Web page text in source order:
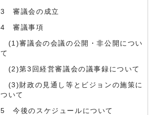
3 審議会の成立
4 審議事項
(1)審議会の会議の公開・非公開につい
て
(2)第3回経営審議会の議事録について
(3)財政の見通し等とビジョンの施策に
ついて
5 今後のスケジュールについて